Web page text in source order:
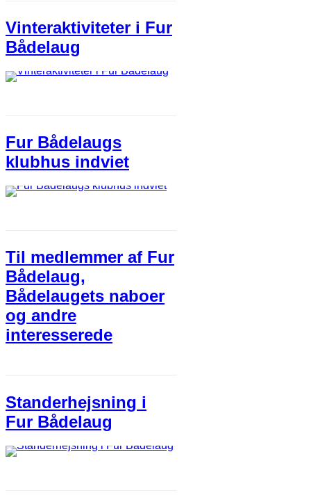
Vinteraktiviteter i Fur
Bådelaug
Fur Bådelaugs
klubhus indviet
Til medlemmer af Fur
Bådelaug,
Bådelaugets naboer
og andre
interesserede
Standerhejsning i
Fur Bådelaug